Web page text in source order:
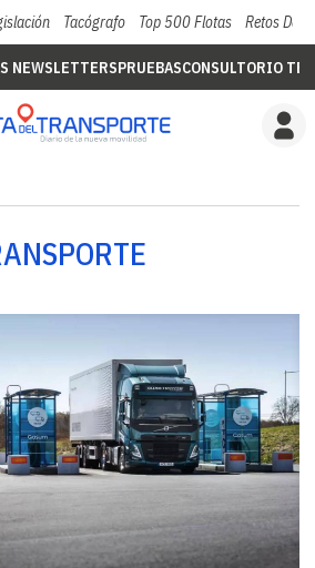
Tacógrafo Top 500 Flotas Retos Del
NEWSLETTERSPRUEBASCONSULTORIO